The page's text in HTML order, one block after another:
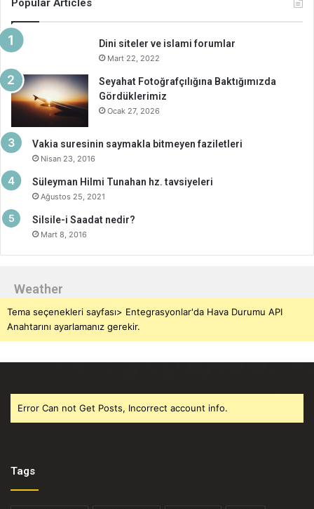
Popular Articles
Dini siteler ve islami forumlar
Mart 22, 2022
Seyahat Fotoğrafçılığına Baktığımızda
Gördüklerimiz
Ocak 27, 2026
Vakia suresinin saymakla bitmeyen faziletleri
Nisan 23, 2016
Süleyman Hilmi Tunahan hz. tavsiyeleri
Ağustos 25, 2021
Silsile-i Saadat nedir?
Mart 8, 2016
Weather
Tema seçenekleri sayfası> Entegrasyonlar'da Hava Durumu API
Anahtarını ayarlamanız gerekir.
Error Can not Get Posts, Incorrect account info.
Tags